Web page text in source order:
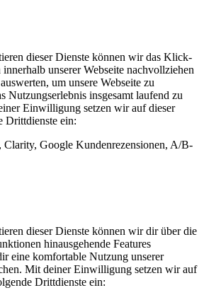
dieser Dienste können wir das Klick-
unserer Webseite nachvollziehen
um unsere Webseite zu
Nutzungserlebnis insgesamt laufend zu
Einwilligung setzen wir auf dieser
Drittdienste ein:
Clarity, Google Kundenrezensionen, A/B-
dieser Dienste können wir dir über die
hinausgehende Features
eine komfortable Nutzung unserer
Mit deiner Einwilligung setzen wir auf
Drittdienste ein: